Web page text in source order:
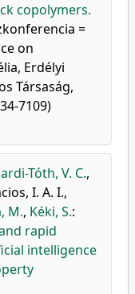
copolymers.
=
on
Erdélyi
Társaság,
7109)
Tóth, V. C.,
I. A. I.,
M., Kéki, S.:
rapid
intelligence